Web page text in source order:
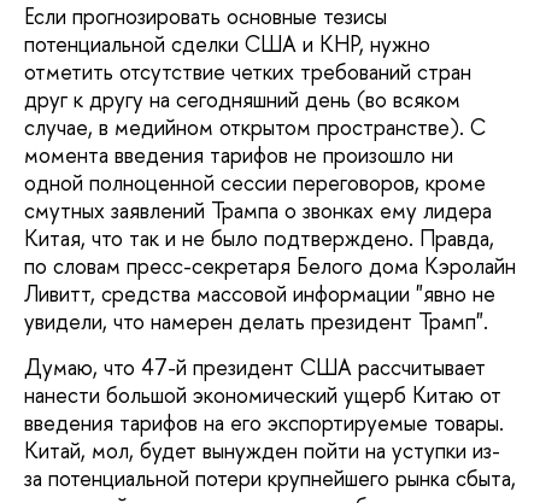
Если прогнозировать основные тезисы
потенциальной сделки США и КНР, нужно
отметить отсутствие четких требований стран
друг к другу на сегодняшний день (во всяком
случае, в медийном открытом пространстве). С
момента введения тарифов не произошло ни
одной полноценной сессии переговоров, кроме
смутных заявлений Трампа о звонках ему лидера
Китая, что так и не было подтверждено. Правда,
по словам пресс-секретаря Белого дома Кэролайн
Ливитт, средства массовой информации "явно не
увидели, что намерен делать президент Трамп".
Думаю, что 47-й президент США рассчитывает
нанести большой экономический ущерб Китаю от
введения тарифов на его экспортируемые товары.
Китай, мол, будет вынужден пойти на уступки из-
за потенциальной потери крупнейшего рынка сбыта,